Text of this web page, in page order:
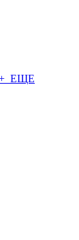
ЕЩЕ